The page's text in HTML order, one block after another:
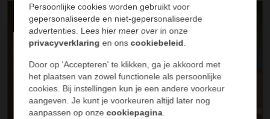
Persoonlijke cookies worden gebruikt voor
gepersonaliseerde en niet-gepersonaliseerde
advertenties. Lees hier meer over in onze
privacyverklaring en onscookiebeleid
Door op 'Accepteren' te klikken, ga je akkoord met
het plaatsen van zowel functionele als persoonlijke
cookies. Bij instellingen kun je een andere voorkeur
aangeven. Je kunt je voorkeuren altijd later nog
aanpassen op onzecookiepagina.